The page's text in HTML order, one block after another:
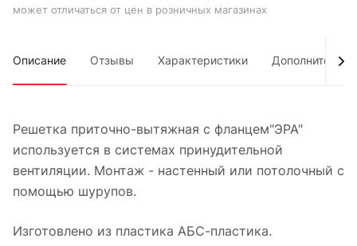
может отличаться от цен в розничных магазинах
Описание Отзывы Характеристики Дополнительно
Решетка приточно-вытяжная с фланцем"ЭРА"
используется в системах принудительной
вентиляции. Монтаж - настенный или потолочный с
помощью шурупов.
Изготовлено из пластика АБС-пластика.